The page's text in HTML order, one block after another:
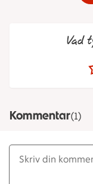
Vad
Kommentar(1)